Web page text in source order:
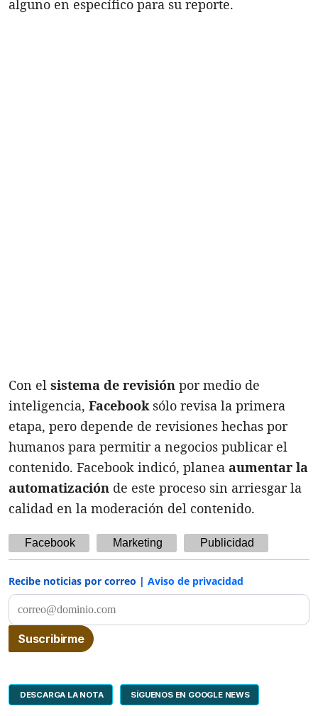
alguno en específico para su reporte.
Con el sistema de revisión por medio de
inteligencia, Facebook sólo revisa la primera
etapa, pero depende de revisiones hechas por
humanos para permitir a negocios publicar el
contenido. Facebook indicó, planea aumentar la
automatización de este proceso sin arriesgar la
calidad en la moderación del contenido.
Facebook Marketing Publicidad
Recibe noticias por correo | Aviso de privacidad
DESCARGA LA NOTA SÍGUENOS EN GOOGLE NEWS